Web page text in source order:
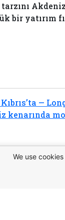
bir yatırım
We use